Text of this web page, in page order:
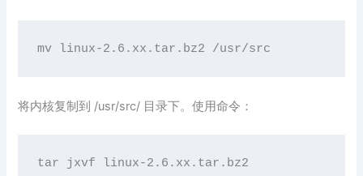
将内核复制到 /usr/src/ 目录下。使用命令：